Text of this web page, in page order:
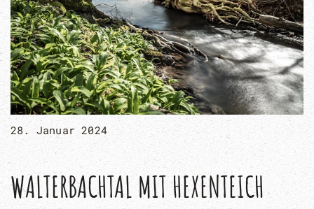
28. Januar 2024
WALTERBACHTAL MIT HEXENTEICH